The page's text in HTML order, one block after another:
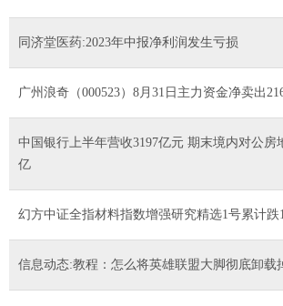
同济堂医药:2023年中报净利润发生亏损
广州浪奇（000523）8月31日主力资金净卖出
中国银行上半年营收3197亿元 期末境内对公房
亿
幻方中证全指材料指数增强研究精选1号累计跌
信息动态:教程：怎么将英雄联盟大脚彻底卸载